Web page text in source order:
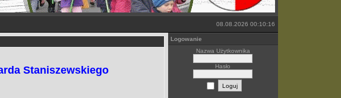
08.08.2026 00:10:16
Staniszewskiego
Logowanie
Nazwa Użytkownika
Hasło